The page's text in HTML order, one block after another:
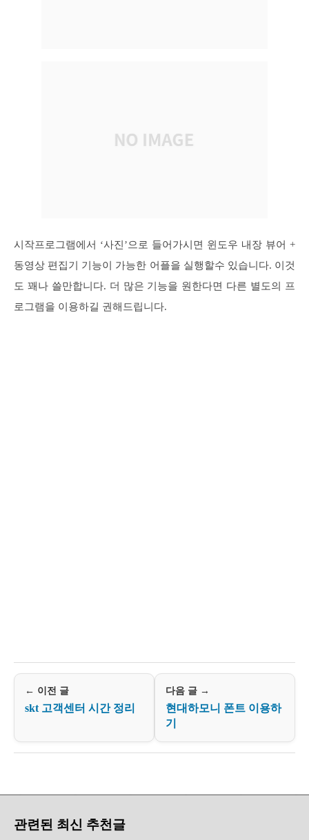
시작프로그램에서 ‘사진’으로 들어가시면 윈도우 내장 뷰어 +
동영상 편집기 기능이 가능한 어플을 실행할수 있습니다. 이것
도 꽤나 쓸만합니다. 더 많은 기능을 원한다면 다른 별도의 프
로그램을 이용하길 권해드립니다.
← 이전 글
skt 고객센터 시간 정리
다음 글 →
현대하모니 폰트 이용하
기
관련된 최신 추천글